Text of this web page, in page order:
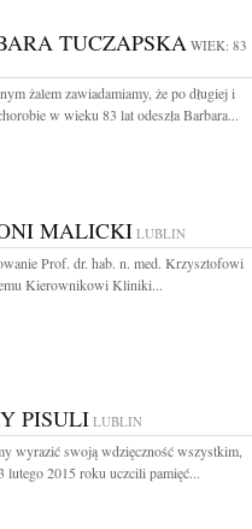
TUCZAPSKAWIEK: 83
żalem zawiadamiamy, że po długiej i
w wieku 83 lat odeszła Barbara...
MALICKI LUBLIN
Prof. dr. hab. n. med. Krzysztofowi
Kierownikowi Kliniki...
PISULI LUBLIN
wyrazić swoją wdzięczność wszystkim,
lutego 2015 roku uczcili pamięć...